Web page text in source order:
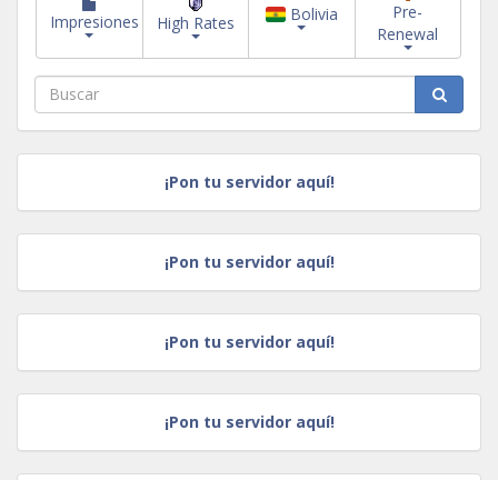
Impresiones High Rates Bolivia
Pre-
Renewal
¡Pon tu servidor aquí!
¡Pon tu servidor aquí!
¡Pon tu servidor aquí!
¡Pon tu servidor aquí!